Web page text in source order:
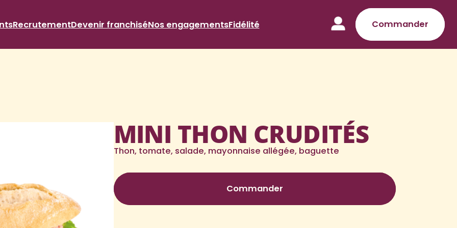
RecrutementDevenir franchiséNos engagementsFidélité Commander
MINI THON CRUDITÉS
Thon, tomate, salade, mayonnaise allégée, baguette
Commander